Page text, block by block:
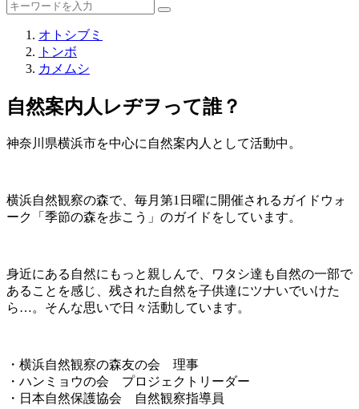
オトシブミ
トンボ
カメムシ
自然案内人レヂヲって誰？
神奈川県横浜市を中心に自然案内人として活動中。
横浜自然観察の森で、毎月第1日曜に開催されるガイドウォ
ーク「季節の森を歩こう」のガイドをしています。
身近にある自然にもっと親しんで、ワタシ達も自然の一部で
あることを感じ、残された自然を子供達にツナいでいけた
ら…。そんな思いで日々活動しています。
・横浜自然観察の森友の会 理事
・ハンミョウの会 プロジェクトリーダー
・日本自然保護協会 自然観察指導員